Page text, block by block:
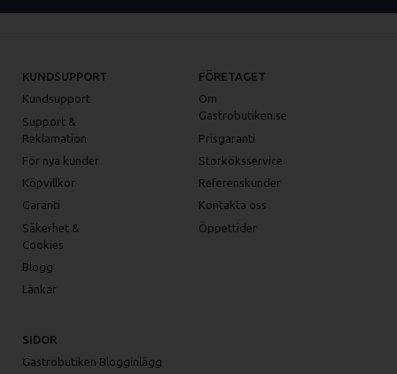
KUNDSUPPORT
Kundsupport
Support &
Reklamation
För nya kunder
Köpvillkor
Garanti
Säkerhet &
Cookies
Blogg
Länkar
FÖRETAGET
Om
Gastrobutiken.se
Prisgaranti
Storköksservice
Referenskunder
Kontakta oss
Öppettider
SIDOR
Gastrobutiken Blogginlägg